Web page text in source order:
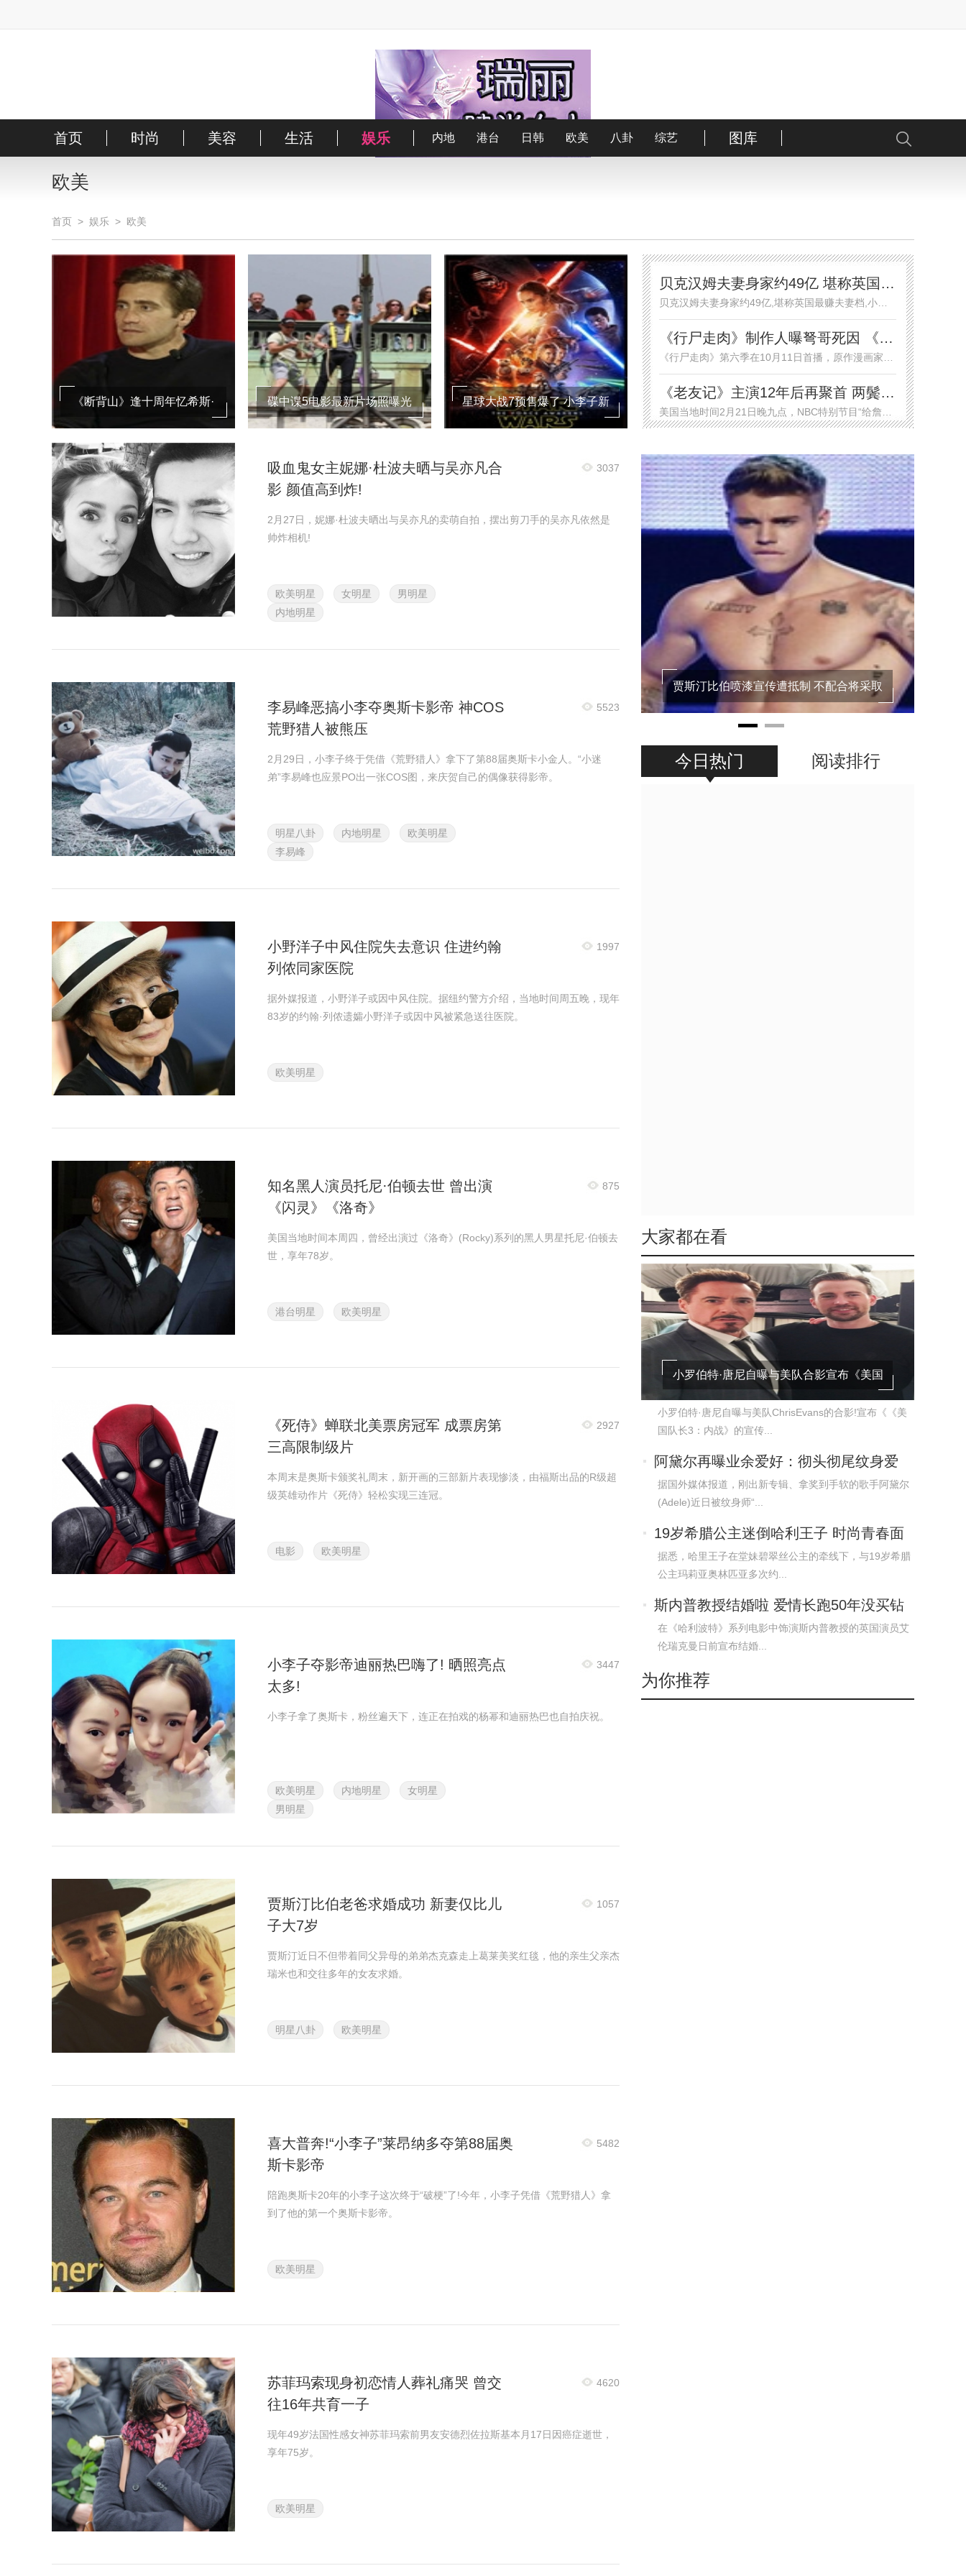
首页 时尚 时装 搭配 博主 优品 秀场 大片
美容 护肤 美发 医美
生活 健康 减肥 情感 星座 家居
娱乐 内地 港台 日韩 欧美 八卦 综艺 图库 发型
欧美
首页 > 娱乐 > 欧美
《断背山》逢十周年忆希斯·
莱杰 主演称现在人人
碟中谍5电影最新片场照曝光
汤姆克鲁斯笑容满面迷
星球大战7预售爆了 小李子新
片撞档回应“我的电影
贝克汉姆夫妻身家约49亿 堪称英国最赚夫妻档
《行尸走肉》制作人曝弩哥死因 《行尸之惧》提前
《老友记》主演12年后再聚首 两鬓斑白引网友热泪
吸血鬼女主妮娜·杜波夫晒与吴亦凡合
影 颜值高到炸!
3037
2月27日，妮娜·杜波夫晒出与吴亦凡的卖萌自拍，摆出剪刀手的吴亦凡依然是
帅炸相机!
欧美明星 女明星
男明星
内地明星
李易峰恶搞小李夺奥斯卡影帝 神COS
荒野猎人被熊压
5523
2月29日，小李子终于凭借《荒野猎人》拿下了第88届奥斯卡小金人。“小迷
弟”李易峰也应景PO出一张COS图，来庆贺自己的偶像获得影帝。
明星八卦 内地明星
欧美明星
李易峰
小野洋子中风住院失去意识 住进约翰
列侬同家医院
1997
据外媒报道，小野洋子或因中风住院。据纽约警方介绍，当地时间周五晚，现年
83岁的约翰·列侬遗孀小野洋子或因中风被紧急送往医院。
欧美明星
知名黑人演员托尼·伯顿去世 曾出演
《闪灵》《洛奇》
875
美国当地时间本周四，曾经出演过《洛奇》(Rocky)系列的黑人男星托尼·伯顿去
世，享年78岁。
港台明星 欧美明星
《死侍》蝉联北美票房冠军 成票房第
三高限制级片
2927
本周末是奥斯卡颁奖礼周末，新开画的三部新片表现惨淡，由福斯出品的R级超
级英雄动作片《死侍》轻松实现三连冠。
电影 欧美明星
小李子夺影帝迪丽热巴嗨了! 晒照亮点
太多!
3447
小李子拿了奥斯卡，粉丝遍天下，连正在拍戏的杨幂和迪丽热巴也自拍庆祝。
欧美明星 内地明星
女明星
男明星
贾斯汀比伯老爸求婚成功 新妻仅比儿
子大7岁
1057
贾斯汀近日不但带着同父异母的弟弟杰克森走上葛莱美奖红毯，他的亲生父亲杰
瑞米也和交往多年的女友求婚。
明星八卦 欧美明星
喜大普奔!“小李子”莱昂纳多夺第88届奥
斯卡影帝
5482
陪跑奥斯卡20年的小李子这次终于“破梗”了!今年，小李子凭借《荒野猎人》拿
到了他的第一个奥斯卡影帝。
欧美明星
苏菲玛索现身初恋情人葬礼痛哭 曾交
往16年共育一子
4620
现年49岁法国性感女神苏菲玛索前男友安德烈佐拉斯基本月17日因癌症逝世，
享年75岁。
欧美明星
贾斯汀比伯喷漆宣传遭抵制 不配合将采取
今日热门 阅读排行
大家都在看
小罗伯特·唐尼自曝与美队合影宣布《美国
队长3》
小罗伯特·唐尼自曝与美队ChrisEvans的合影!宣布《《美
国队长3：内战》的宣传...
阿黛尔再曝业余爱好：彻头彻尾纹身爱
好者
据国外媒体报道，刚出新专辑、拿奖到手软的歌手阿黛尔
(Adele)近日被纹身师“...
19岁希腊公主迷倒哈利王子 时尚青春面
容姣好
据悉，哈里王子在堂妹碧翠丝公主的牵线下，与19岁希腊
公主玛莉亚奥林匹亚多次约...
斯内普教授结婚啦 爱情长跑50年没买钻
戒
在《哈利波特》系列电影中饰演斯内普教授的英国演员艾
伦瑞克曼日前宣布结婚...
为你推荐